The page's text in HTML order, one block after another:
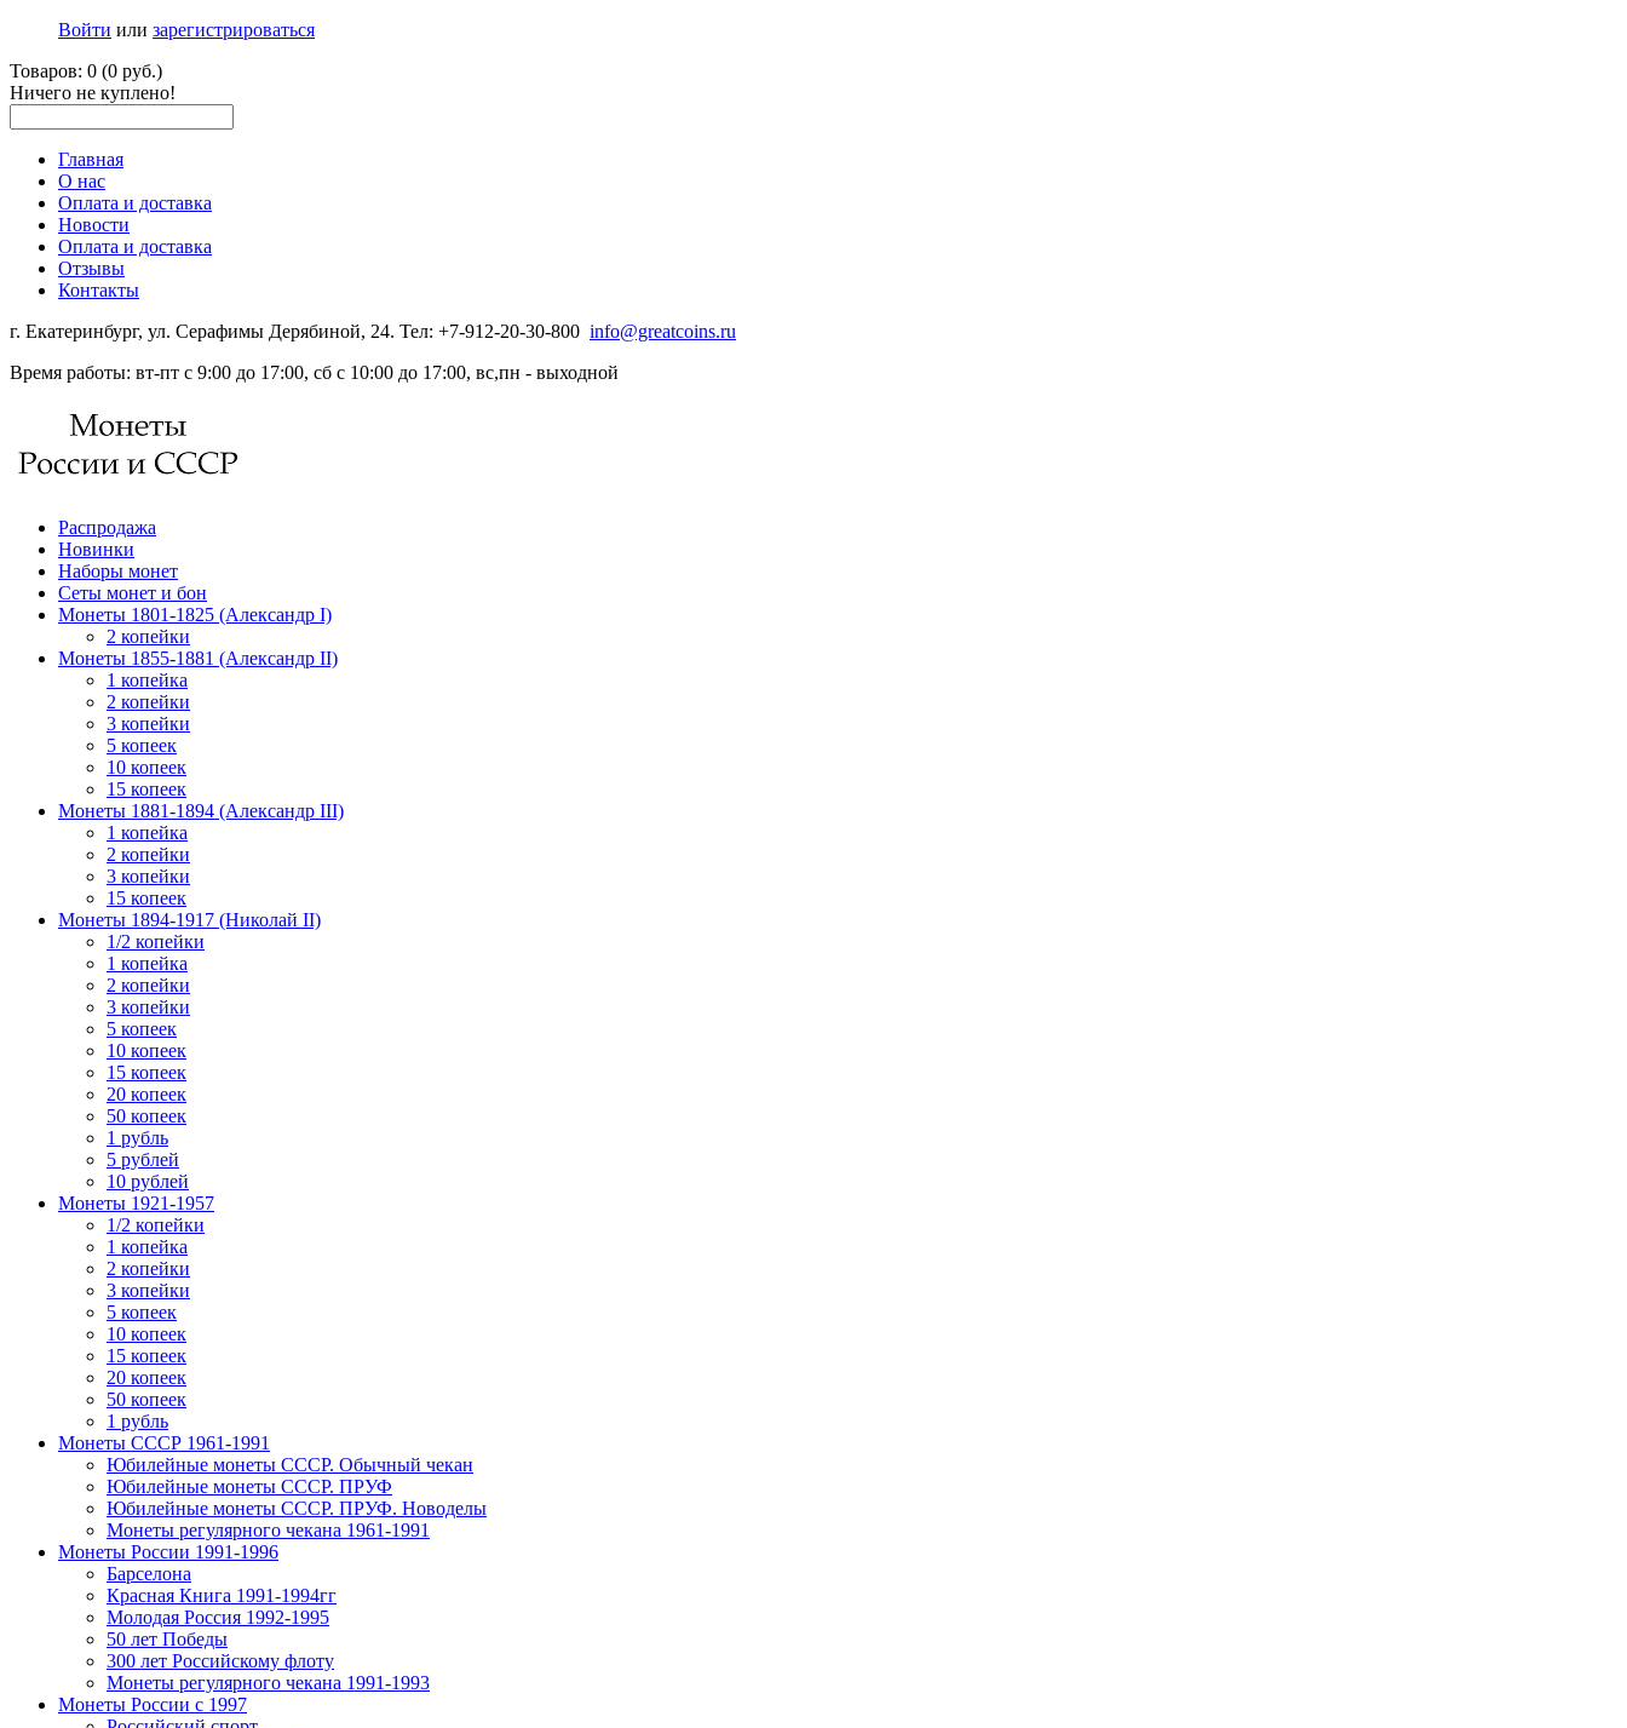
Войти или зарегистрироваться
Товаров: 0 (0 руб.)
Ничего не куплено!
Главная
О нас
Оплата и доставка
Новости
Оплата и доставка
Отзывы
Контакты
г. Екатеринбург, ул. Серафимы Дерябиной, 24. Тел: +7-912-20-30-800 info@greatcoins.ru
Время работы: вт-пт с 9:00 до 17:00, сб с 10:00 до 17:00, вс,пн - выходной
Распродажа
Новинки
Наборы монет
Сеты монет и бон
Монеты 1801-1825 (Александр I)
2 копейки
Монеты 1855-1881 (Александр II)
1 копейка
2 копейки
3 копейки
5 копеек
10 копеек
15 копеек
Монеты 1881-1894 (Александр III)
1 копейка
2 копейки
3 копейки
15 копеек
Монеты 1894-1917 (Николай II)
1/2 копейки
1 копейка
2 копейки
3 копейки
5 копеек
10 копеек
15 копеек
20 копеек
50 копеек
1 рубль
5 рублей
10 рублей
Монеты 1921-1957
1/2 копейки
1 копейка
2 копейки
3 копейки
5 копеек
10 копеек
15 копеек
20 копеек
50 копеек
1 рубль
Монеты СССР 1961-1991
Юбилейные монеты СССР. Обычный чекан
Юбилейные монеты СССР. ПРУФ
Юбилейные монеты СССР. ПРУФ. Новоделы
Монеты регулярного чекана 1961-1991
Монеты России 1991-1996
Барселона
Красная Книга 1991-1994гг
Молодая Россия 1992-1995
50 лет Победы
300 лет Российскому флоту
Монеты регулярного чекана 1991-1993
Монеты России c 1997